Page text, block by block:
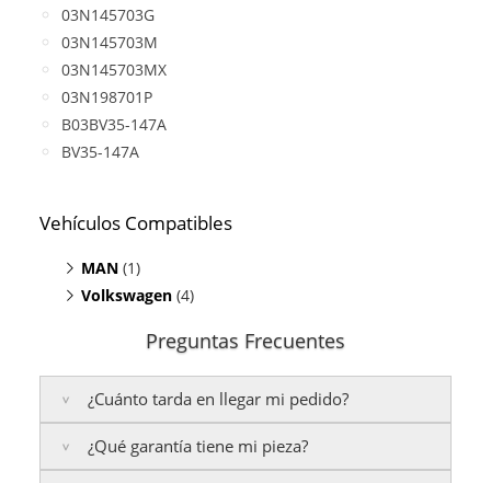
03N145703G
03N145703M
03N145703MX
03N198701P
B03BV35-147A
BV35-147A
Vehículos Compatibles
MAN (1)
TGE Bus 2.0
Volkswagen (4)
Crafter 2.0 TDI(motor CXEB)
Grand California 2.0(TDI, motor CXEB)
Transporter T6 2.0 TDI(motor CXEB)
Preguntas Frecuentes
¿Cuánto tarda en llegar mi pedido?
Península: Entregamos en un plazo estimado de
a 48 horas laborables, si realizas tu pedido antes de
¿Qué garantía tiene mi pieza?